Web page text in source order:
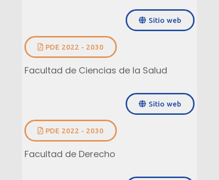
Sitio web
PDE 2022 - 2030
Facultad de Ciencias de la Salud
Sitio web
PDE 2022 - 2030
Facultad de Derecho